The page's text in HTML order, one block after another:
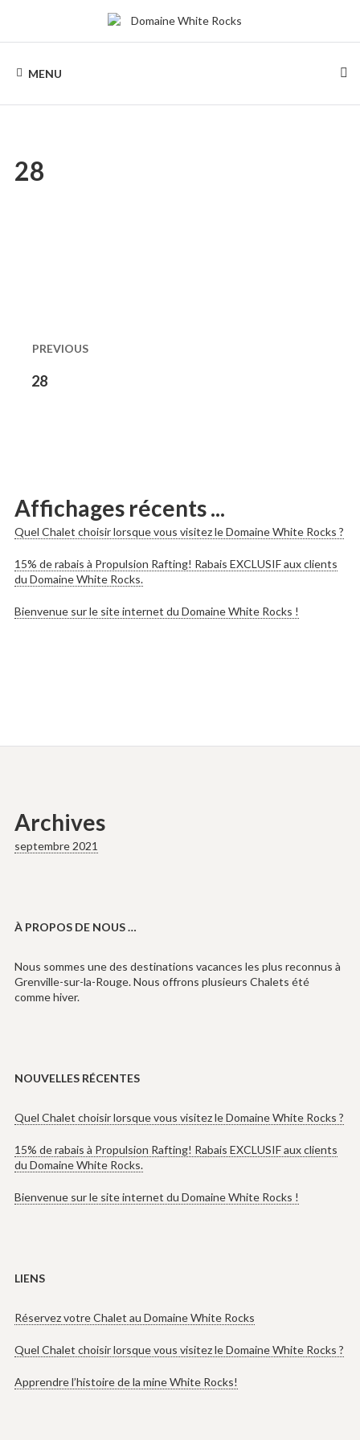
WHITE
ROCKS
de
Chalets
bois
MENU
28
dans
les
PREVIOUS
Previous
28
Affichages récents ...
Quel Chalet choisir lorsque vous visitez le Domaine White Rocks ?
15% de rabais à Propulsion Rafting! Rabais EXCLUSIF aux clients
du Domaine White Rocks.
Bienvenue sur le site internet du Domaine White Rocks !
Archives
septembre 2021
À PROPOS DE NOUS …
Nous sommes une des destinations vacances les plus reconnus à
Grenville-sur-la-Rouge. Nous offrons plusieurs Chalets été
comme hiver.
NOUVELLES RÉCENTES
Quel Chalet choisir lorsque vous visitez le Domaine White Rocks ?
15% de rabais à Propulsion Rafting! Rabais EXCLUSIF aux clients
du Domaine White Rocks.
Bienvenue sur le site internet du Domaine White Rocks !
LIENS
Réservez votre Chalet au Domaine White Rocks
Quel Chalet choisir lorsque vous visitez le Domaine White Rocks ?
Apprendre l’histoire de la mine White Rocks!